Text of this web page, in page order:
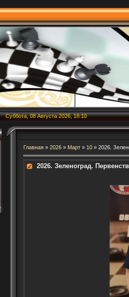
Суббота, 08 Августа 2026, 18:10
Главная» 2026 » Март » 10» 2026.
2026. Зеленоград.